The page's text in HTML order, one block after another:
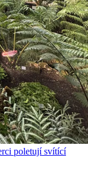
poletují svítící